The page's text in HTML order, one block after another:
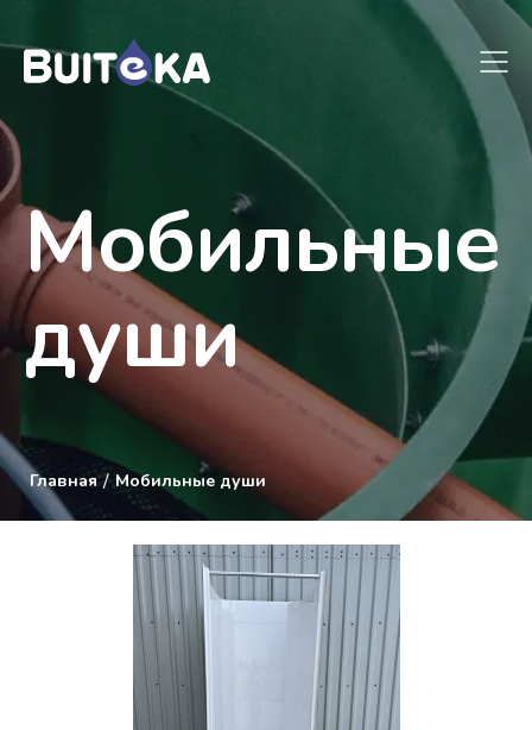
Мобильные
души
Главная / Мобильные души